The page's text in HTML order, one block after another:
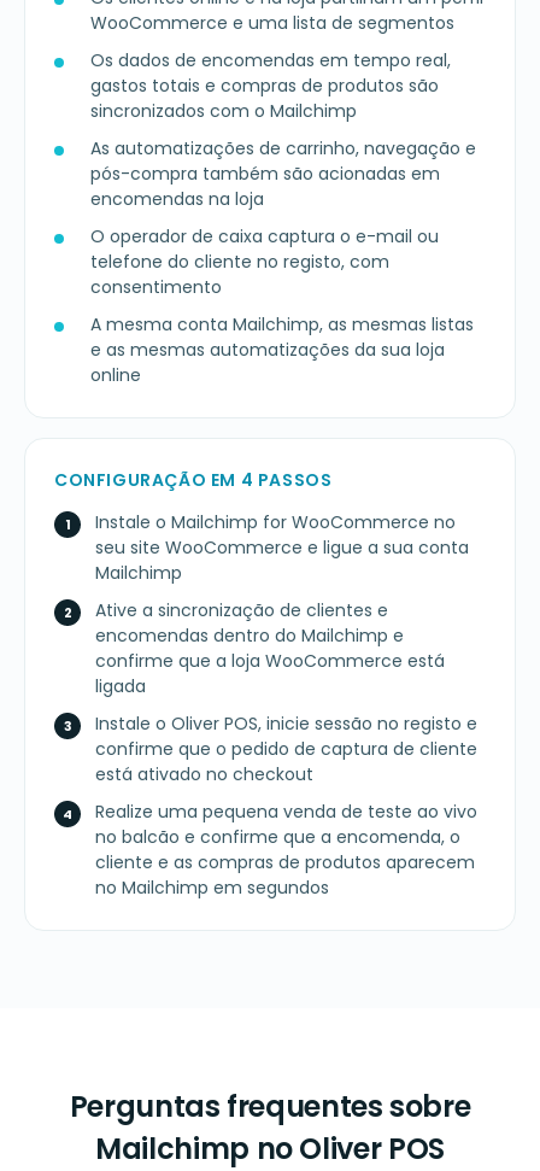
WooCommerce e uma lista de segmentos
Os dados de encomendas em tempo real,
gastos totais e compras de produtos são
sincronizados com o Mailchimp
As automatizações de carrinho, navegação e
pós-compra também são acionadas em
encomendas na loja
O operador de caixa captura o e-mail ou
telefone do cliente no registo, com
consentimento
A mesma conta Mailchimp, as mesmas listas
e as mesmas automatizações da sua loja
online
CONFIGURAÇÃO EM 4 PASSOS
Instale o Mailchimp for WooCommerce no
seu site WooCommerce e ligue a sua conta
Mailchimp
Ative a sincronização de clientes e
encomendas dentro do Mailchimp e
confirme que a loja WooCommerce está
ligada
Instale o Oliver POS, inicie sessão no registo e
confirme que o pedido de captura de cliente
está ativado no checkout
Realize uma pequena venda de teste ao vivo
no balcão e confirme que a encomenda, o
cliente e as compras de produtos aparecem
no Mailchimp em segundos
Perguntas frequentes sobre
Mailchimp no Oliver POS